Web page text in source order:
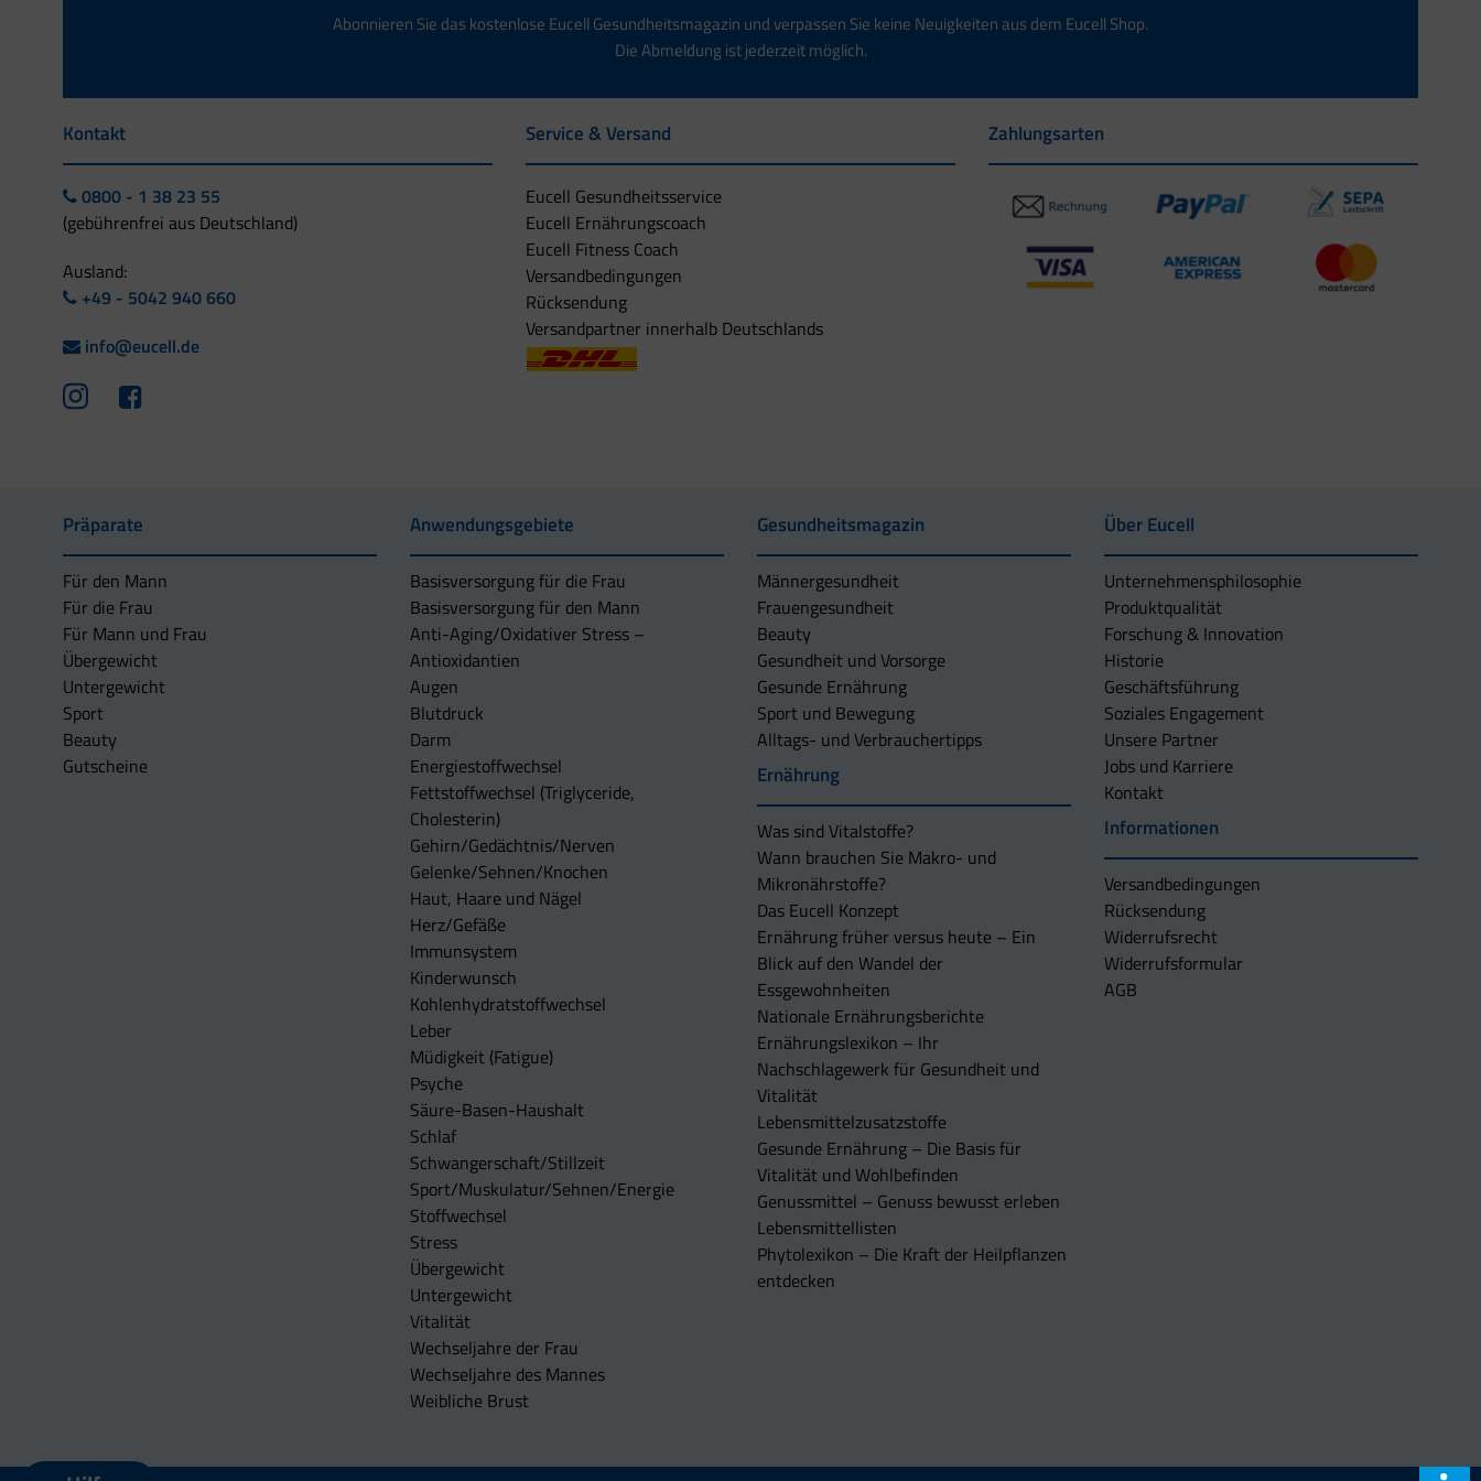
Abonnieren Sie das kostenlose Eucell Gesundheitsmagazin und verpassen Sie keine Neuigkeiten aus dem Eucell Shop.
Die Abmeldung ist jederzeit möglich.
Kontakt
0800 - 1 38 23 55
(gebührenfrei aus Deutschland)
Ausland:
+49 - 5042 940 660
info@eucell.de
Service & Versand
Eucell Gesundheitsservice
Eucell Ernährungscoach
Eucell Fitness Coach
Versandbedingungen
Rücksendung
Versandpartner innerhalb Deutschlands
Zahlungsarten
Präparate
Für den Mann
Für die Frau
Für Mann und Frau
Übergewicht
Untergewicht
Sport
Beauty
Gutscheine
Anwendungsgebiete
Basisversorgung für die Frau
Basisversorgung für den Mann
Anti-Aging/Oxidativer Stress –
Antioxidantien
Augen
Blutdruck
Darm
Energiestoffwechsel
Fettstoffwechsel (Triglyceride,
Cholesterin)
Gehirn/Gedächtnis/Nerven
Gelenke/Sehnen/Knochen
Haut, Haare und Nägel
Herz/Gefäße
Immunsystem
Kinderwunsch
Kohlenhydratstoffwechsel
Leber
Müdigkeit (Fatigue)
Psyche
Säure-Basen-Haushalt
Schlaf
Schwangerschaft/Stillzeit
Sport/Muskulatur/Sehnen/Energie
Stoffwechsel
Stress
Übergewicht
Untergewicht
Vitalität
Wechseljahre der Frau
Wechseljahre des Mannes
Weibliche Brust
Gesundheitsmagazin
Männergesundheit
Frauengesundheit
Beauty
Gesundheit und Vorsorge
Gesunde Ernährung
Sport und Bewegung
Alltags- und Verbrauchertipps
Ernährung
Was sind Vitalstoffe?
Wann brauchen Sie Makro- und
Mikronährstoffe?
Das Eucell Konzept
Ernährung früher versus heute – Ein
Blick auf den Wandel der
Essgewohnheiten
Nationale Ernährungsberichte
Ernährungslexikon – Ihr
Nachschlagewerk für Gesundheit und
Vitalität
Lebensmittelzusatzstoffe
Gesunde Ernährung – Die Basis für
Vitalität und Wohlbefinden
Genussmittel – Genuss bewusst erleben
Lebensmittellisten
Phytolexikon – Die Kraft der Heilpflanzen
entdecken
Über Eucell
Unternehmens­philosophie
Produktqualität
Forschung & Innovation
Historie
Geschäftsführung
Soziales Engagement
Unsere Partner
Jobs und Karriere
Kontakt
Informationen
Versandbedingungen
Rücksendung
Widerrufsrecht
Widerrufsformular
AGB